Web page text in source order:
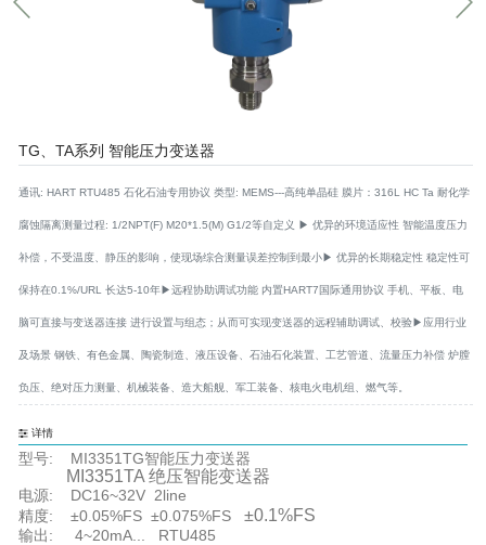
TG、TA系列 智能压力变送器
通讯: HART RTU485 石化石油专用协议 类型: MEMS---高纯单晶硅 膜片：316L HC Ta 耐化学
腐蚀隔离测量过程: 1/2NPT(F) M20*1.5(M) G1/2等自定义 ▶ 优异的环境适应性 智能温度压力
补偿，不受温度、静压的影响，使现场综合测量误差控制到最小▶ 优异的长期稳定性 稳定性可
保持在0.1%/URL 长达5-10年▶远程协助调试功能 内置HART7国际通用协议 手机、平板、电
脑可直接与变送器连接 进行设置与组态；从而可实现变送器的远程辅助调试、校验▶应用行业
及场景 钢铁、有色金属、陶瓷制造、液压设备、石油石化装置、工艺管道、流量压力补偿 炉膛
负压、绝对压力测量、机械装备、造大船舰、军工装备、核电火电机组、燃气等。
详情
型号: MI3351TG智能压力变送器
MI3351TA 绝压智能变送器
电源: DC16~32V 2line
精度: ±0.05%FS ±0.075%FS
±0.1%FS
输出: 4~20mA... RTU485